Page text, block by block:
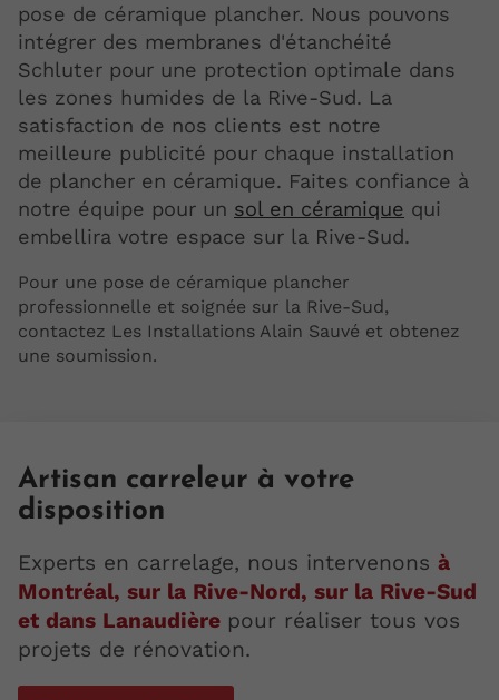
pose de céramique plancher. Nous pouvons
intégrer des membranes d'étanchéité
Schluter pour une protection optimale dans
les zones humides de la Rive-Sud. La
satisfaction de nos clients est notre
meilleure publicité pour chaque installation
de plancher en céramique. Faites confiance à
notre équipe pour un sol en céramique qui
embellira votre espace sur la Rive-Sud.
Pour une pose de céramique plancher
professionnelle et soignée sur la Rive-Sud,
contactez Les Installations Alain Sauvé et obtenez
une soumission.
Artisan carreleur à votre
disposition
Experts en carrelage, nous intervenons à
Montréal, sur la Rive-Nord, sur la Rive-Sud
et dans Lanaudière pour réaliser tous vos
projets de rénovation.